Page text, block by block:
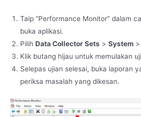
Taip “Performance Monitor” dalam
buka aplikasi.
Pilih Data Collector Sets > System >
Klik butang hijau untuk memulakan
Selepas ujian selesai, buka laporan
periksa masalah yang dikesan.